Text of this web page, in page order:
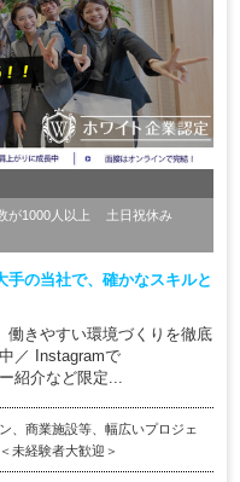
が1000人以上
土日祝休み
の当社で、確かなスキルと
働きやすい環境づくりを徹底
／ Instagramで
紹介など限定...
、商業施設等、幅広いプロジェ
未経験者大歓迎＞